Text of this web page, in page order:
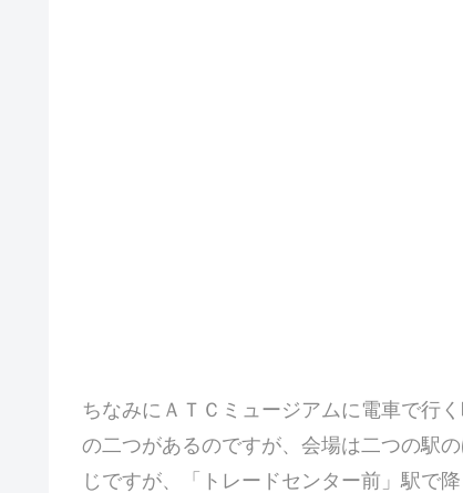
ちなみにＡＴＣミュージアムに電車で行
の二つがあるのですが、会場は二つの駅
じですが、「トレードセンター前」駅で